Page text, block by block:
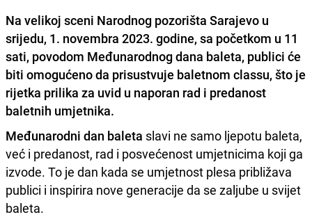
Na velikoj sceni Narodnog pozorišta Sarajevo u
srijedu, 1. novembra 2023. godine, sa početkom u 11
sati, povodom Međunarodnog dana baleta, publici će
biti omogućeno da prisustvuje baletnom classu, što je
rijetka prilika za uvid u naporan rad i predanost
baletnih umjetnika.
Međunarodni dan baleta slavi ne samo ljepotu baleta,
već i predanost, rad i posvećenost umjetnicima koji ga
izvode. To je dan kada se umjetnost plesa približava
publici i inspirira nove generacije da se zaljube u svijet
baleta.